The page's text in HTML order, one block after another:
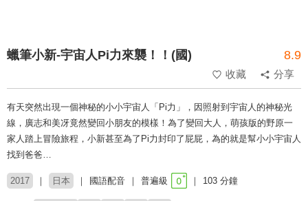
蠟筆小新-宇宙人Pi力來襲！！(國) 8.9
收藏 分享
有天突然出現一個神秘的小小宇宙人「Pi力」，因照射到宇宙人的神秘光
線，廣志和美冴竟然變回小朋友的模樣！為了變回大人，萌孩版的野原一
家人踏上冒險旅程，小新甚至為了Pi力封印了屁屁，為的就是幫小小宇宙人
找到爸爸…
2017 日本 國語配音 普遍級 103 分鐘